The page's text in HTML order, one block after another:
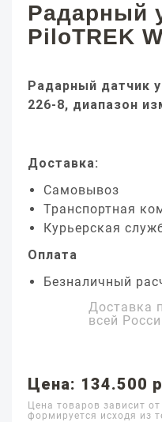
Радарный
PiloTREK
Радарный датчик
226-8, диапазон
Доставка:
Самовывоз
Транспортная
Курьерская
Оплата
Безналичный
Доставка
всей
Цена: 134.500
Цена товаров зависит
формируется исходя из